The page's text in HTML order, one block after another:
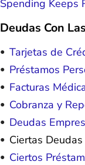
Spending Keeps
Deudas Con
Tarjetas de
Préstamos
Facturas
Cobranza y
Deudas
Ciertas
Ciertos